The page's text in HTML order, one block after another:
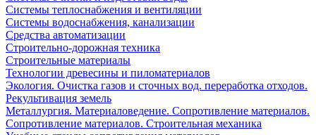
Системы теплоснабжения и вентиляции
Системы водоснабжения, канализации
Средства автоматизации
Строительно-дорожная техника
Строительные материалы
Технологии древесины и пиломатериалов
Экология. Очистка газов и сточных вод. переработка отходов.
Рекультивация земель
Металлургия. Материаловедение. Сопротивление материалов.
Сопротивление материалов. Строительная механика